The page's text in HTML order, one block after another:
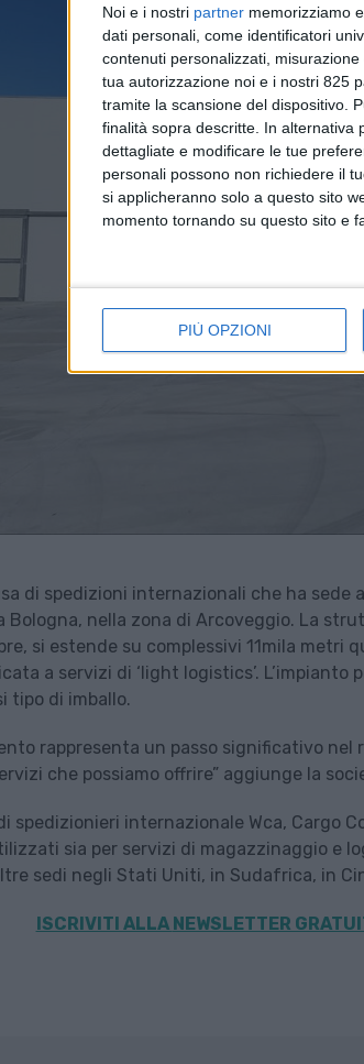
Noi e i nostri partner memorizziamo
dati personali, come identificatori
contenuti personalizzati,
tua autorizzazione noi e i nostri 825
tramite la scansione del dispositivo.
finalità sopra descritte. In alternativa
dettagliate e modificare le tue
personali possono non richiedere il
si applicheranno solo a questo sito
momento tornando su questo sito e
PIÙ OPZIONI
di spedizioni internazionali che ha sede
Bologna, nella zona di Arcoveggio. La
si estende su complessivi 11mila metri
a servizi di ‘light logistics’.
tipo di imballo.
rappresenta un passo significativo
che possiamo offrire” aggiunge la
spedizionieri internazionale Wca, Cargo
sia per servizi di magazzinaggio e
sedi negli Stati Uniti, in Sudafrica, in
ISCRIVITI ALLA NEWSLETTER